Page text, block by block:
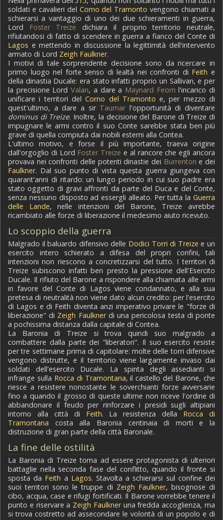
soldati e cavalieri del Corno del Tramonto vengono chiamati a
schierarsi a vantaggio di uno dei due schieramenti in guerra,
Lord
Foster Treize dichiara il proprio territorio neutrale,
rifiutandosi di fatto di scendere in guerra a fianco del Conte di
Lagos e mettendo in discussione la legittimità dell'intervento
armato di Lord Zeigh Faulkner.
I motivi di tale sorprendente decisione sono da ricercare in
primo luogo nel forte senso di lealtà nei confronti di Feith e
della dinastia Ducale: era stato infatti proprio un Sallivan, e per
la precisione LordValan, a dare a Maynard Feorn l'incarico di
unificare i territori delCorno del Tramonto e, per mezzo di
quest'ultimo, a dare a sir Taumar l'opportunità di diventare
dominus di Treize. Inoltre, la decisione del Barone di Treize di
impugnare le armi contro il suo Conte sarebbe stata ben più
grave di quella compiuta dai nobili esterni alla Contea.
L'ultimo motivo, e forse il più importante, traeva origine
dall'orgoglio di Lord Foster Treize e al rancore che egli ancora
provava nei confronti delle potenti dinastie dei Burrenton e dei
Faulkner. Dal suo punto di vista questa guerra giungeva con
quarant'anni di ritardo: un lungo periodo in cui suo padre era
stato oggetto di gravi affronti da parte del Duca e del Conte,
senza nessuno disposto ad essergli alleato. Per tutta la Guerra
delle Lande, nelle intenzioni del Barone, Treize avrebbe
ricambiato alle forze di liberazione il medesimo aiuto ricevuto.
Lo scoppio della guerra
Malgrado il baluardo difensivo delle Dodici Torri di Treize e un
esercito intero schierato a difesa del propri confini, tali
intenzioni non riescono a concretizzarsi del tutto. I territori di
Treize subiscono infatti ben presto la pressione dell'Esercito
Ducale. Il rifiuto del Barone a rispondere alla chiamata alle armi
in favore del Conte di Lagos viene condannato, e alla sua
pretesa di neutralità non viene dato alcun credito: per l'esercito
di Lagos e di Feith diventa anzi imperativo privare le "forze di
liberazione" di Zeigh Faulknerdi una pericolosa testa di ponte
a pochissima distanza dalla capitale di Contea.
La Baronia di Treize si trova quindi suo malgrado a
combattere dalla parte dei "liberatori". Il suo esercito resiste
per tre settimane prima di capitolare: molte delle torri difensive
vengono distrutte, e il territorio viene largamente invaso dai
soldati dell'esercito Ducale. La spinta degli assedianti si
infrange sulla Rocca di Tramontana, il castello del Barone, che
riesce a resistere nonostante le soverchianti forze avversarie
fino a quando il grosso di queste ultime non riceve l'ordine di
abbandonare il feudo per rinforzare i presidi sugli altipiani
intorno alla città di Feith. La resistenza della Rocca di
Tramontana costa alla Baronia centinaia di morti e la
distruzione di gran parte della città Baronale.
La fine delle ostilità
La Baronia di Treize torna ad essere protagonista di ulteriori
battaglie nella seconda fase del conflitto, quando il fronte si
sposta da Feith a Lagos. Stavolta a schierarsi sul confine dei
suoi territori sono le truppe di Zeigh Faulkner, bisognose di
cibo, acqua, case e rifugi fortificati. Il Barone vorrebbe tenere il
punto e riservare a Zeigh Faulkneruna fredda accoglienza, ma
si trova costretto ad assecondare le volontà di un popolo e di